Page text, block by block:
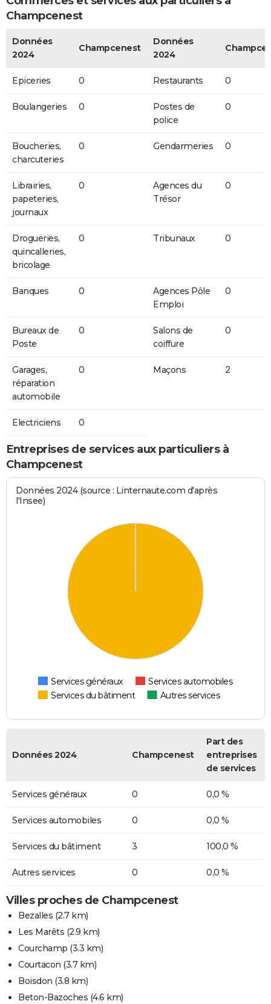
Champcenest
Données
2024
Champcenest
Données
2024
Epiceries 0 Restaurants 0
Boulangeries 0
Postes de
police
0
Boucheries,
charcuteries
0 Gendarmeries 0
Librairies,
papeteries,
journaux
0
Agences du
Trésor
0
Drogueries,
quincalleries,
bricolage
0 Tribunaux 0
Banques 0
Agences Pôle
Emploi
0
Bureaux de
Poste
0
Salons de
coiffure
0
Garages,
réparation
automobile
0 Maçons 2
Electriciens 0
Entreprises de services aux particuliers à
Champcenest
Données 2024 (source : Linternaute.com d'après
l'Insee)
Services généraux
Services automobiles
Services du bâtiment
Autres services
Données 2024 Champcenest
Part des
entreprises
de services
Services généraux 0 0,0 %
Services automobiles 0 0,0 %
Services du bâtiment 3 100,0 %
Autres services 0 0,0 %
Villes proches de Champcenest
Bezalles (2.7 km)
Les Marêts (2.9 km)
Courchamp (3.3 km)
Courtacon (3.7 km)
Boisdon (3.8 km)
Beton-Bazoches (4.6 km)